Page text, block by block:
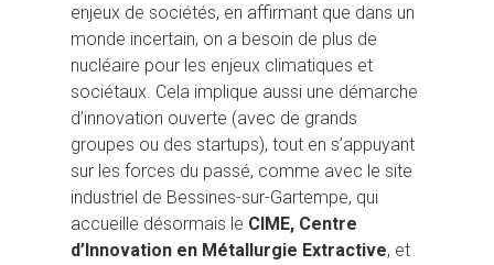
enjeux de sociétés, en affirmant que dans un
monde incertain, on a besoin de plus de
nucléaire pour les enjeux climatiques et
sociétaux. Cela implique aussi une démarche
d’innovation ouverte (avec de grands
groupes ou des startups), tout en s’appuyant
sur les forces du passé, comme avec le site
industriel de Bessines-sur-Gartempe, qui
accueille désormais le CIME, Centre
d’Innovation en Métallurgie Extractive, et